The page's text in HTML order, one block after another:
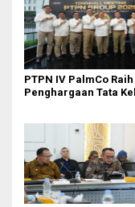
PTPN IV PalmCo
Penghargaan Tata